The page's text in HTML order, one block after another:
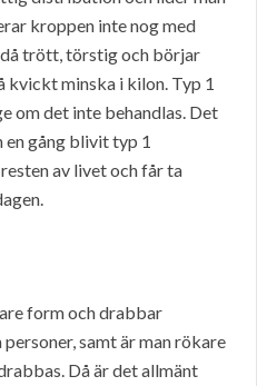
kroppen inte nog med
trött, törstig och börjar
kvickt minska i kilon. Typ 1
om det inte behandlas. Det
en gång blivit typ 1
av livet och får ta
form och drabbar
samt är man rökare
Då är det allmänt